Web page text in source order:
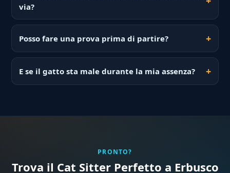
via?
Posso fare una prova prima di partire?
E se il gatto sta male durante la mia assenza?
PRONTO?
Trova il Cat Sitter Perfetto a Erbusco